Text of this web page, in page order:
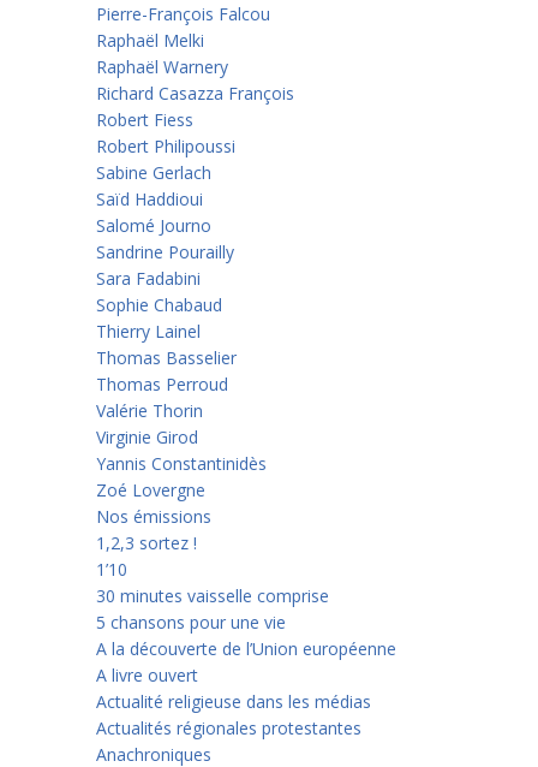
Pierre-François Falcou
Raphaël Melki
Raphaël Warnery
Richard Casazza François
Robert Fiess
Robert Philipoussi
Sabine Gerlach
Saïd Haddioui
Salomé Journo
Sandrine Pourailly
Sara Fadabini
Sophie Chabaud
Thierry Lainel
Thomas Basselier
Thomas Perroud
Valérie Thorin
Virginie Girod
Yannis Constantinidès
Zoé Lovergne
Nos émissions
1,2,3 sortez !
1’10
30 minutes vaisselle comprise
5 chansons pour une vie
A la découverte de l’Union européenne
A livre ouvert
Actualité religieuse dans les médias
Actualités régionales protestantes
Anachroniques